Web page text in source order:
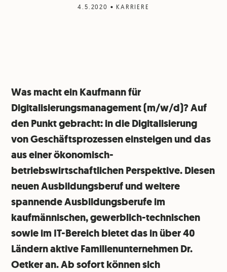
4.5.2020 • KARRIERE
Was macht ein Kaufmann für
Digitalisierungsmanagement (m/w/d)? Auf
den Punkt gebracht: in die Digitalisierung
von Geschäftsprozessen einsteigen und das
aus einer ökonomisch-
betriebswirtschaftlichen Perspektive. Diesen
neuen Ausbildungsberuf und weitere
spannende Ausbildungsberufe im
kaufmännischen, gewerblich-technischen
sowie im IT-Bereich bietet das in über 40
Ländern aktive Familienunternehmen Dr.
Oetker an. Ab sofort können sich